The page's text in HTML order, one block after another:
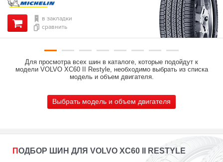
в закладки
сравнить
Для просмотра всех шин в каталоге, которые подойдут к
модели VOLVO XC60 II Restyle, необходимо выбрать из списка
модель и объем двигателя.
Выбрать модель и объем двигателя
ПОДБОР ШИН ДЛЯ VOLVO XC60 II RESTYLE